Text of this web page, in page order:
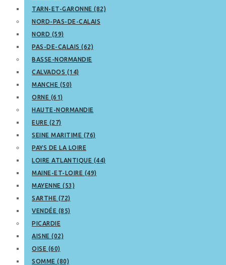
TARN-ET-GARONNE (82)
NORD-PAS-DE-CALAIS
NORD (59)
PAS-DE-CALAIS (62)
BASSE-NORMANDIE
CALVADOS (14)
MANCHE (50)
ORNE (61)
HAUTE-NORMANDIE
EURE (27)
SEINE MARITIME (76)
PAYS DE LA LOIRE
LOIRE ATLANTIQUE (44)
MAINE-ET-LOIRE (49)
MAYENNE (53)
SARTHE (72)
VENDÉE (85)
PICARDIE
AISNE (02)
OISE (60)
SOMME (80)